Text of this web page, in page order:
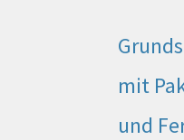
mit
und